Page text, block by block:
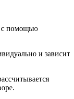
с помощью
и зависит